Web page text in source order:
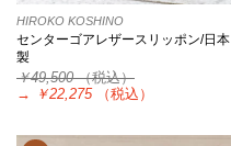
HIROKO KOSHINO
センターゴアレザースリッポン/日本
製
￥49,500（税込）
→
￥22,275 （税込）